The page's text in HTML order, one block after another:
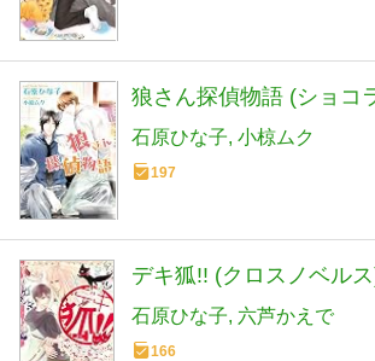
狼さん探偵物語 (ショコ
石原ひな子 小椋ムク
197
デキ狐!! (クロスノベル
石原ひな子 六芦かえで
166